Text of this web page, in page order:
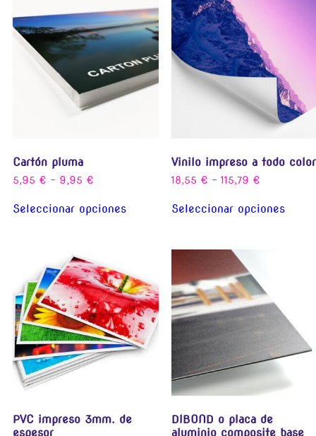
Cartón pluma
5,95 € - 9,95 €
Seleccionar opciones
Vinilo impreso a todo color
18,55 € - 115,79 €
Seleccionar opciones
PVC impreso 3mm. de
espesor
DIBOND o placa de
aluminio composite base